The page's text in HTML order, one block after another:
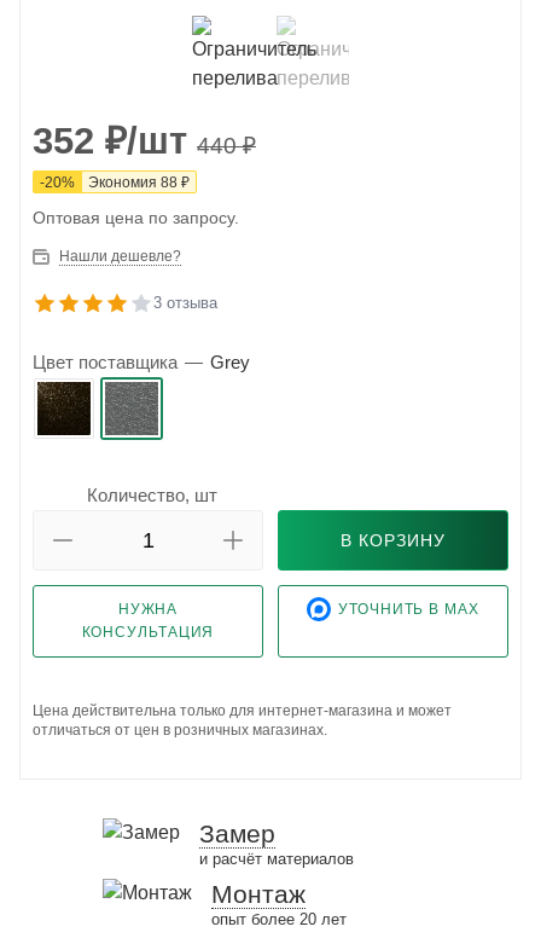
352 ₽/шт 440₽
-20% Экономия 88 ₽
Оптовая цена по запросу.
Нашли дешевле?
3 отзыва
Цвет поставщика — Grey
Количество, шт
В КОРЗИНУ
НУЖНА
КОНСУЛЬТАЦИЯ
УТОЧНИТЬ В MAX
Цена действительна только для интернет-магазина и может
отличаться от цен в розничных магазинах.
Замер
и расчёт материалов
Монтаж
опыт более 20 лет